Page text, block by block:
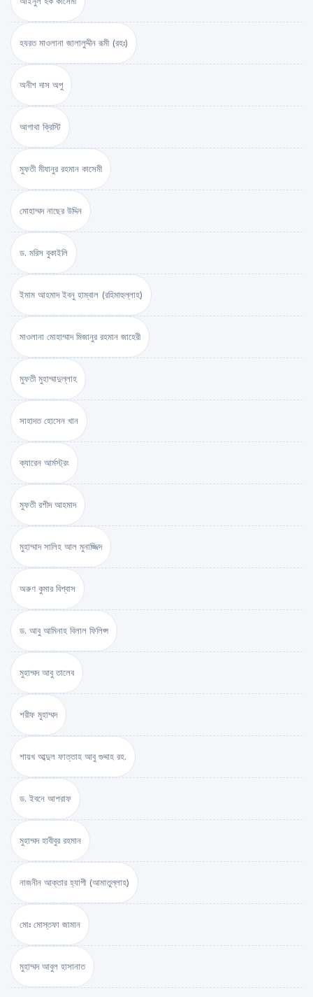
হযরত মাওলানা জালালুদ্দীন রূমী (রহঃ)
অনীশ দাস অপু
আগাথা ক্রিস্টি
মুফতী মীযানুর রহমান কাসেমী
মোহাম্মদ নাছের উদ্দিন
ড. মরিস বুকাইলি
ইমাম আহমাদ ইবনু হাম্বাল (রহিমাহুল্লাহ)
মাওলানা মোহাম্মাদ মিজানুর রহমান জাহেরী
মুফতী মুহাম্মাদুল্লাহ
সাহাদত হোসেন খান
ক্যারেন আর্মস্ট্রং
মুফতী রশীদ আহমাদ
মুহাম্মাদ সালিহ আল মুনাজ্জিদ
অরুণ কুমার বিশ্বাস
ড. আবু আমিনাহ বিলাল ফিলিপ্স
মুহাম্মদ আবু তালেব
শরীফ মুহাম্মদ
শায়খ আব্দুল ফাত্তাহ আবু গুদ্দাহ রহ.
ড. ইবনে আশরাফ
মুহাম্মদ হাবীবুর রহমান
নাজনীন আক্তার হ্যাপী (আমাতুল্লাহ)
মোঃ মোস্তফা জামান
মুহাম্মদ আবুল হাসানাত